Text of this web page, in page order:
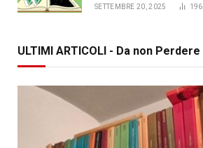
SETTEMBRE 20, 2025 196
ULTIMI ARTICOLI - Da non Perdere